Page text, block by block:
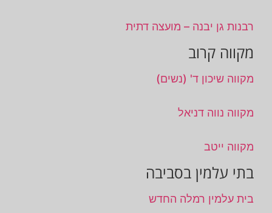
רבנות גן יבנה – מועצה דתית
מקווה קרוב
מקווה שיכון ד' (נשים)
מקווה נווה דניאל
מקווה ייטב
בתי עלמין בסביבה
בית עלמין רמלה החדש